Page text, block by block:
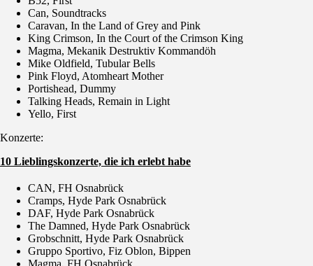
Can, Soundtracks
Caravan, In the Land of Grey and Pink
King Crimson, In the Court of the Crimson King
Magma, Mekanik Destruktiv Kommandöh
Mike Oldfield, Tubular Bells
Pink Floyd, Atomheart Mother
Portishead, Dummy
Talking Heads, Remain in Light
Yello, First
Konzerte:
10 Lieblingskonzerte, die ich erlebt habe
CAN, FH Osnabrück
Cramps, Hyde Park Osnabrück
DAF, Hyde Park Osnabrück
The Damned, Hyde Park Osnabrück
Grobschnitt, Hyde Park Osnabrück
Gruppo Sportivo, Fiz Oblon, Bippen